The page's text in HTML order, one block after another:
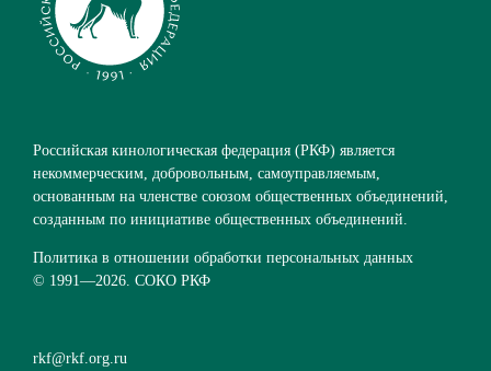
Российская кинологическая федерация (РКФ) является
некоммерческим, добровольным, самоуправляемым,
основанным на членстве союзом общественных объединений,
созданным по инициативе общественных объединений.
Политика в отношении обработки персональных данных
© 1991—2026. СОКО РКФ
rkf@rkf.org.ru